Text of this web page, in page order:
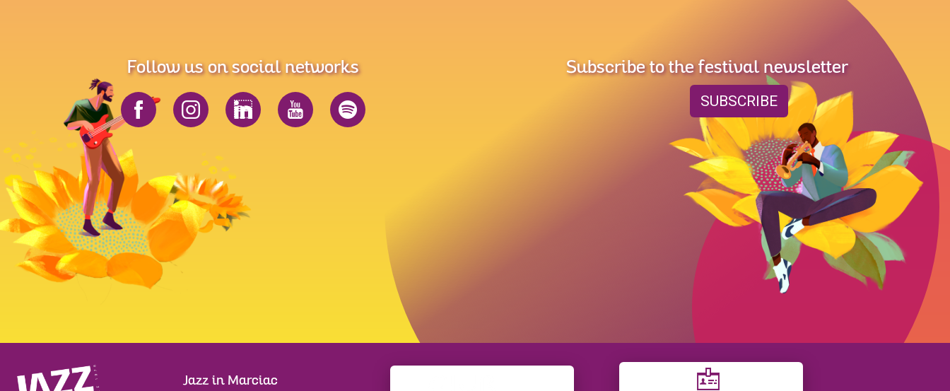
Follow us on social networks Subscribe to the festival newsletter
SUBSCRIBE
Jazz in Marciac